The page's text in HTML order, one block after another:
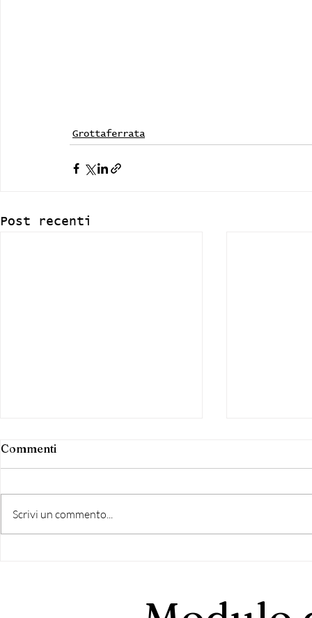
Grottaferrata
Post recenti
Commenti
Scrivi un commento...